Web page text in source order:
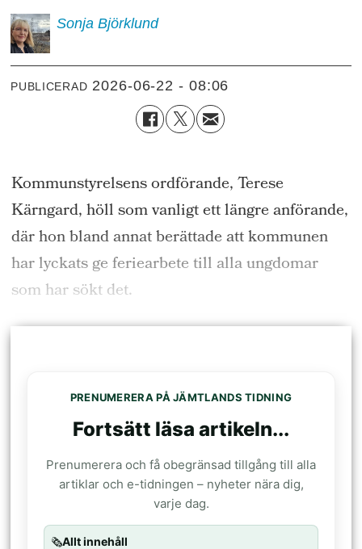
Sonja Björklund
PUBLICERAD 2026-06-22 - 08:06
Kommunstyrelsens ordförande, Terese
Kärngard, höll som vanligt ett längre anförande,
där hon bland annat berättade att kommunen
har lyckats ge feriearbete till alla ungdomar
som har sökt det.
PRENUMERERA PÅ JÄMTLANDS TIDNING
Fortsätt läsa artikeln...
Prenumerera och få obegränsad tillgång till alla
artiklar och e-tidningen – nyheter nära dig,
varje dag.
🗞️Allt innehåll